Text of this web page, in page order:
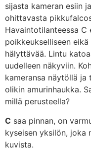
sijasta kameran esiin
ohittavasta
Havaintotilanteessa
poikkeukselliseen
hälyttävää. Lintu
uudelleen näkyviin.
kameransa näytöllä
olikin amurinhaukka.
millä perusteella?
C saa pinnan, on
kyseisen yksilön, joka
kuvista.